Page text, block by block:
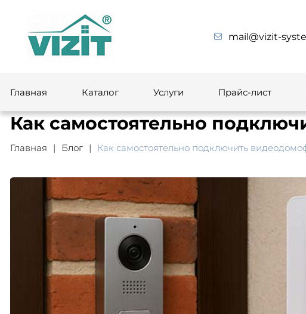
mail@vizit-
Главная Каталог Услуги Прайс-лист
Как самостоятельно
Главная Блог Как самостоятельно подключить